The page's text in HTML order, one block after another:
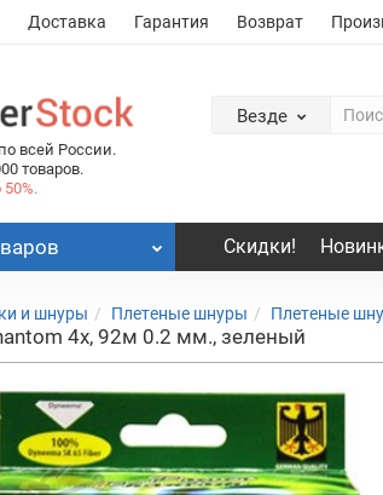
Доставка Гарантия Возврат
всей России.
товаров.
Везде
Скидки!
и шнуры Плетеные шнуры Плетеные
4x, 92м 0.2 мм., зеленый